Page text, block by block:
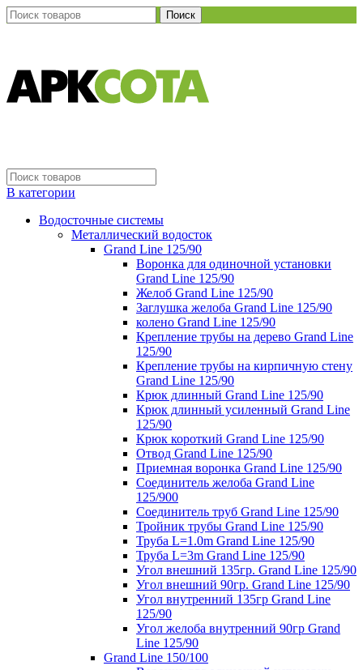
Поиск
В категории
Водосточные системы
Металлический водосток
Grand Line 125/90
Воронка для одиночной установки
Grand Line 125/90
Желоб Grand Line 125/90
Заглушка желоба Grand Line 125/90
колено Grand Line 125/90
Крепление трубы на дерево Grand Line
125/90
Крепление трубы на кирпичную стену
Grand Line 125/90
Крюк длинный Grand Line 125/90
Крюк длинный усиленный Grand Line
125/90
Крюк короткий Grand Line 125/90
Отвод Grand Line 125/90
Приемная воронка Grand Line 125/90
Соединитель желоба Grand Line
125/900
Соединитель труб Grand Line 125/90
Тройник трубы Grand Line 125/90
Труба L=1.0m Grand Line 125/90
Труба L=3m Grand Line 125/90
Угол внешний 135гр. Grand Line 125/90
Угол внешний 90гр. Grand Line 125/90
Угол внутренний 135гр Grand Line
125/90
Угол желоба внутренний 90гр Grand
Line 125/90
Grand Line 150/100